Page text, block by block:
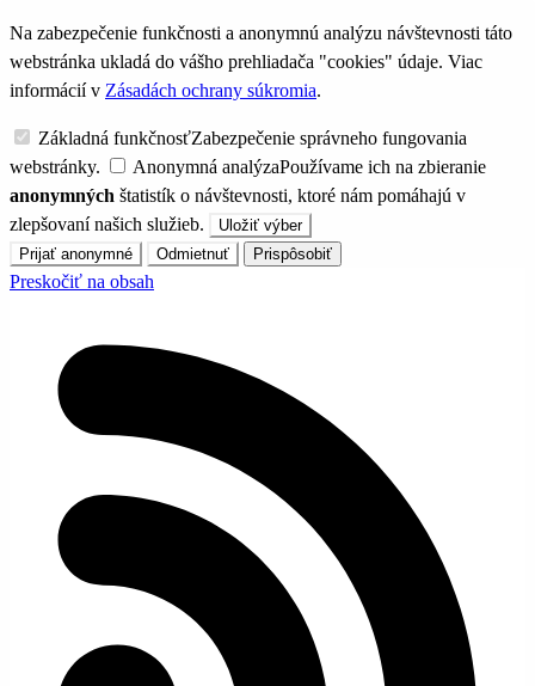
Na zabezpečenie funkčnosti a anonymnú analýzu návštevnosti táto
webstránka ukladá do vášho prehliadača "cookies" údaje. Viac
informácií v Zásadách ochrany súkromia.
Základná funkčnosťZabezpečenie správneho fungovania
webstránky.
Anonymná analýzaPoužívame ich na zbieranie
anonymných štatistík o návštevnosti, ktoré nám pomáhajú v
zlepšovaní našich služieb.
Uložiť výber
Prijať anonymné
Odmietnuť Prispôsobiť
Preskočiť na obsah